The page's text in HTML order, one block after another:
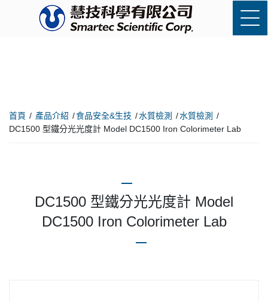
首頁 產品介紹 食品安全&生技 水質檢測
水質檢測
DC1500 型鐵分光光度計 Model DC1500 Iron Colorimeter Lab
DC1500 型鐵分光光度計 Model
DC1500 Iron Colorimeter Lab